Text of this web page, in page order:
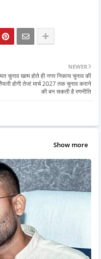
NEWER
चुनाव खत्म होते ही नगर निकाय चुनाव की
होगी तेज! मार्च 2027 तक चुनाव कराने
की बन सकती है रणनीति
Show more